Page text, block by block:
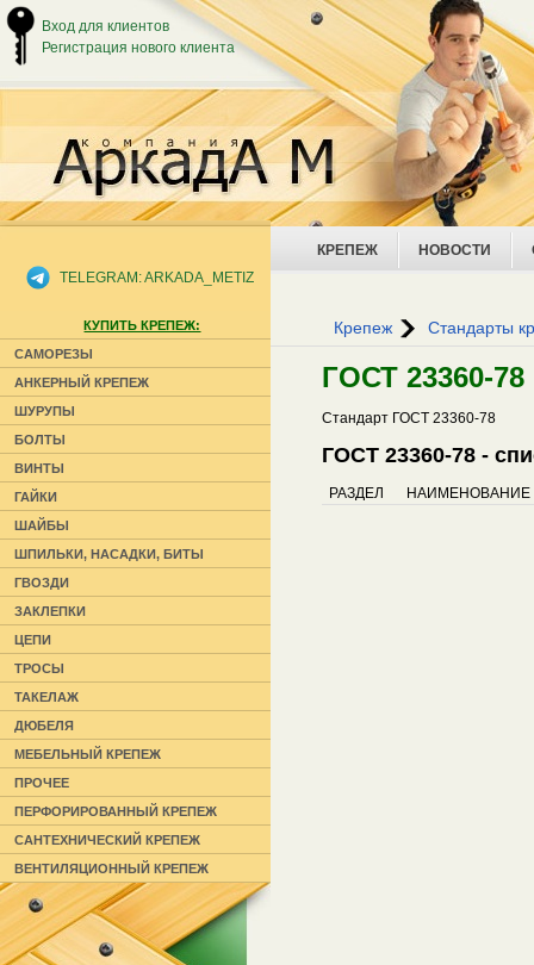
КРЕПЕЖ НОВОСТИ
Крепеж Стандарты
ГОСТ 23360-78
Стандарт ГОСТ 23360-78
ГОСТ 23360-78 -
РАЗДЕЛ НАИМЕНОВАНИЕ
TELEGRAM: ARKADA_METIZ
КУПИТЬ КРЕПЕЖ:
САМОРЕЗЫ
АНКЕРНЫЙ КРЕПЕЖ
ШУРУПЫ
БОЛТЫ
ВИНТЫ
ГАЙКИ
ШАЙБЫ
ШПИЛЬКИ, НАСАДКИ, БИТЫ
ГВОЗДИ
ЗАКЛЕПКИ
ЦЕПИ
ТРОСЫ
ТАКЕЛАЖ
ДЮБЕЛЯ
МЕБЕЛЬНЫЙ КРЕПЕЖ
ПРОЧЕЕ
ПЕРФОРИРОВАННЫЙ КРЕПЕЖ
САНТЕХНИЧЕСКИЙ КРЕПЕЖ
ВЕНТИЛЯЦИОННЫЙ КРЕПЕЖ
Вход для клиентов
Регистрация нового клиента